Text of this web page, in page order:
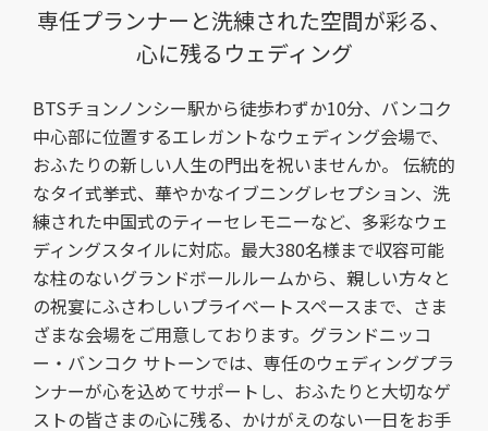
専任プランナーと洗練された空間が彩る、
心に残るウェディング
BTSチョンノンシー駅から徒歩わずか10分、バンコク
中心部に位置するエレガントなウェディング会場で、
おふたりの新しい人生の門出を祝いませんか。 伝統的
なタイ式挙式、華やかなイブニングレセプション、洗
練された中国式のティーセレモニーなど、多彩なウェ
ディングスタイルに対応。最大380名様まで収容可能
な柱のないグランドボールルームから、親しい方々と
の祝宴にふさわしいプライベートスペースまで、さま
ざまな会場をご用意しております。グランドニッコ
ー・バンコク サトーンでは、専任のウェディングプラ
ンナーが心を込めてサポートし、おふたりと大切なゲ
ストの皆さまの心に残る、かけがえのない一日をお手